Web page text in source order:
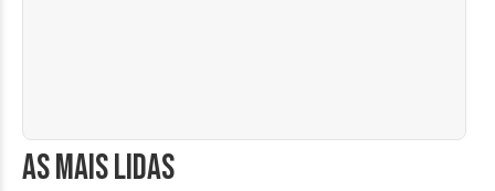
AS MAIS LIDAS